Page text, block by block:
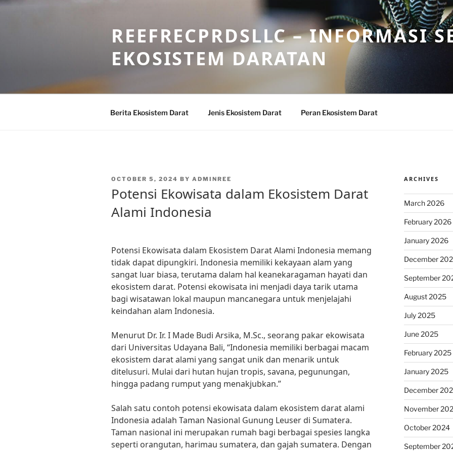
Skip
REEFRECPRDSLLC – INFORMASI
EKOSISTEM DARATAN
Berita Ekosistem Darat Jenis Ekosistem Darat Peran Ekosistem Darat
POSTED
OCTOBER 5, 2024 BY ADMINREE
Potensi Ekowisata dalam Ekosistem Darat
Alami Indonesia
Potensi Ekowisata dalam Ekosistem Darat Alami Indonesia memang
tidak dapat dipungkiri. Indonesia memiliki kekayaan alam yang
sangat luar biasa, terutama dalam hal keanekaragaman hayati dan
ekosistem darat. Potensi ekowisata ini menjadi daya tarik utama
bagi wisatawan lokal maupun mancanegara untuk menjelajahi
keindahan alam Indonesia.
Menurut Dr. Ir. I Made Budi Arsika, M.Sc., seorang pakar ekowisata
dari Universitas Udayana Bali, “Indonesia memiliki berbagai macam
ekosistem darat alami yang sangat unik dan menarik untuk
ditelusuri. Mulai dari hutan hujan tropis, savana, pegunungan,
hingga padang rumput yang menakjubkan.”
Salah satu contoh potensi ekowisata dalam ekosistem darat alami
Indonesia adalah Taman Nasional Gunung Leuser di Sumatera.
Taman nasional ini merupakan rumah bagi berbagai spesies langka
seperti orangutan, harimau sumatera, dan gajah sumatera. Dengan
ARCHIVES
March 2026
February 2026
January 2026
December
September
August 2025
July 2025
June 2025
February 2025
January 2025
December
November
October 2024
September